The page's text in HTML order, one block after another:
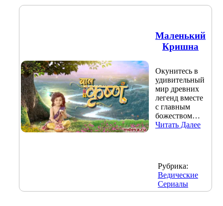
Маленький
Кришна
Окунитесь в
удивительный
мир древних
легенд вместе
с главным
божеством…
Читать Далее
Рубрика:
Ведические
Сериалы